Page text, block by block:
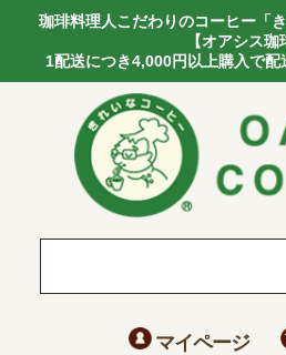
珈琲料理人こだわりのコーヒー「
【オアシス珈
1配送につき4,000円以上購入で
マイページ